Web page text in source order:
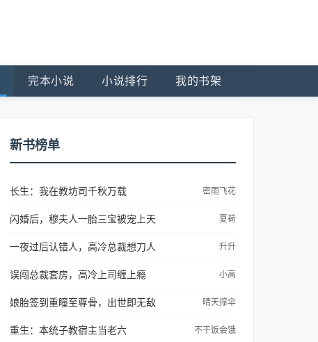
完本小说 小说排行 我的书架
新书榜单
长生：我在教坊司千秋万载 密雨飞花
闪婚后，穆夫人一胎三宝被宠上天 夏荷
一夜过后认错人，高冷总裁想刀人 升升
误闯总裁套房，高冷上司缠上瘾 小高
娘胎签到重瞳至尊骨，出世即无敌 晴天撑伞
重生：本统子教宿主当老六 不干饭会饿